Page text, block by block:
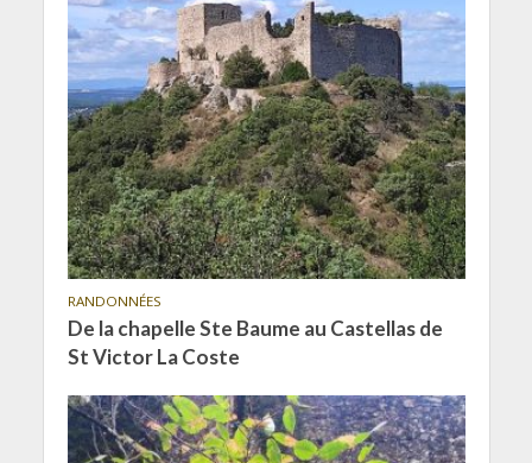
RANDONNÉES
De la chapelle Ste Baume au Castellas de
St Victor La Coste